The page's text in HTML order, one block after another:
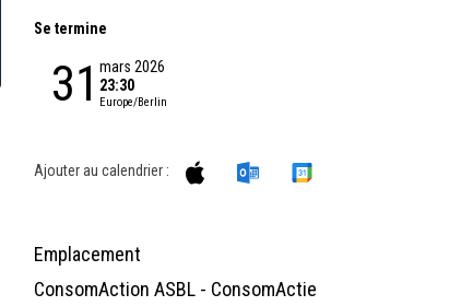
Se termine
31 mars 2026
23:30
Europe/Berlin
Ajouter au calendrier :
Emplacement
ConsomAction ASBL - ConsomActie